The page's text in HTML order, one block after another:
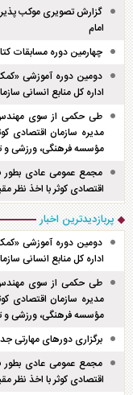
گزارش تصویری موکب
امام
چهارمین دوره مسابقات
دومین دوره آموزشی
اداره کل منابع انسانی
طی حکمی از سوی
مدیره سازمان اقتصادی
مؤسسه فرهنگی، ورزشی و
اقتصادی کوثر با اخذ نظر
پربازدیدترین اخبار
دومین دوره آموزشی
اداره کل منابع انسانی
طی حکمی از سوی
مدیره سازمان اقتصادی
مؤسسه فرهنگی، ورزشی و
برگزاری دور‌های مهارتی
اقتصادی کوثر با اخذ نظر